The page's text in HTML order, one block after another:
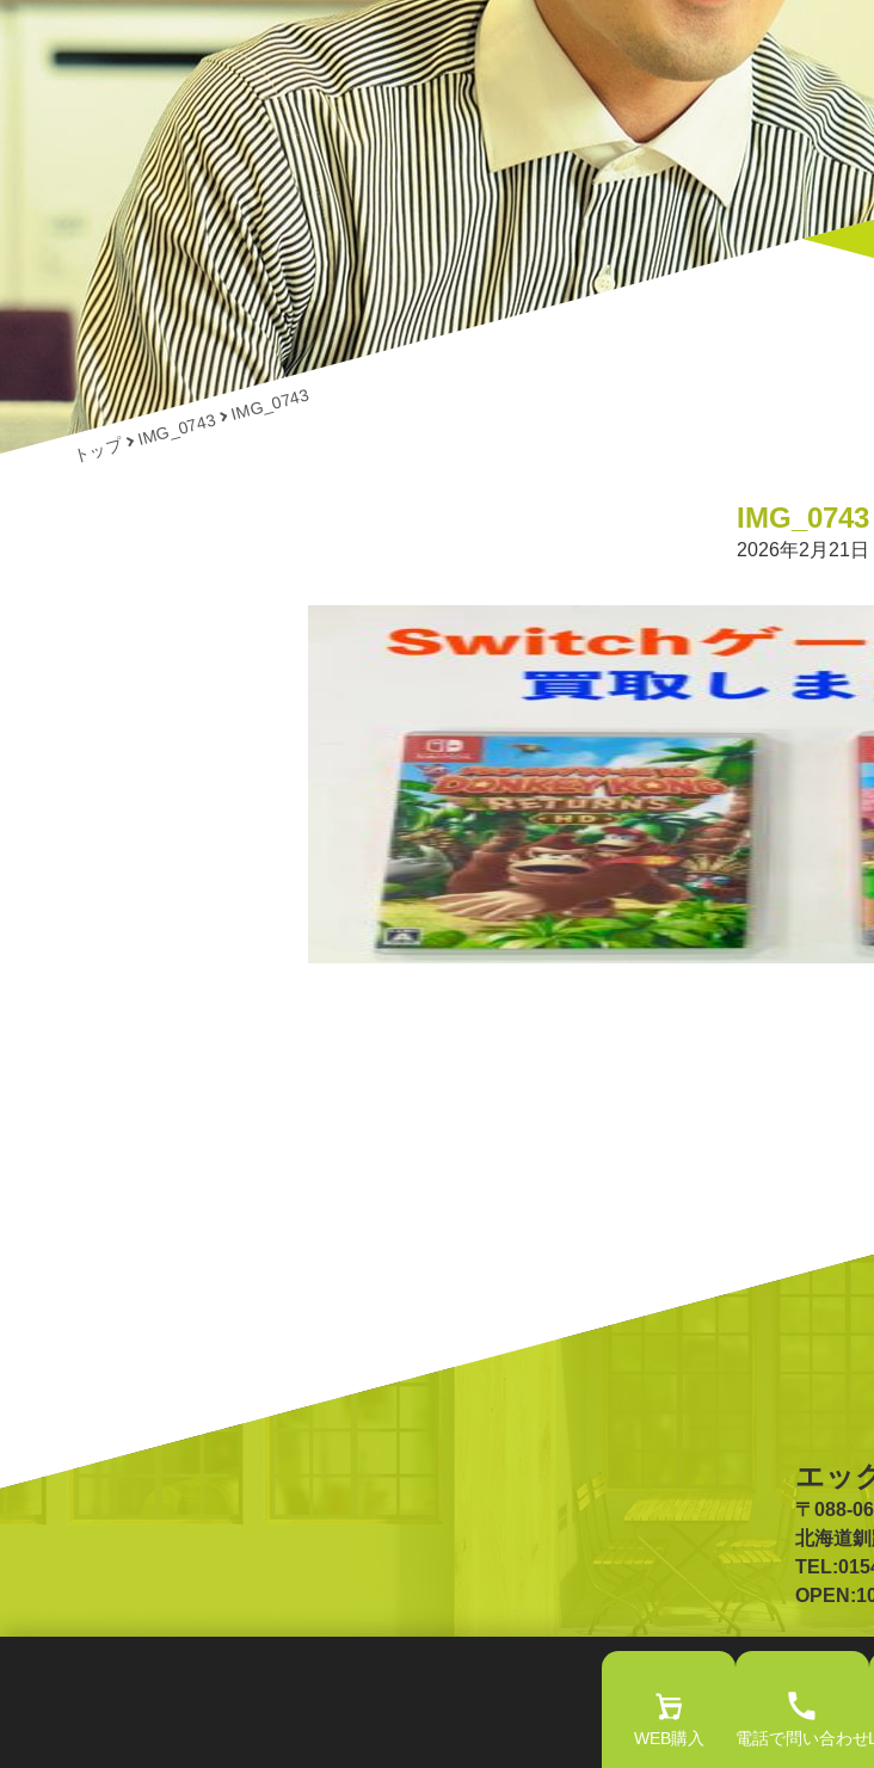
トップ
IMG_0743
IMG_0743
IMG_0743
2026年2月21日
エッ
〒088-
北海道
WEB購入 電話で問い合わせ